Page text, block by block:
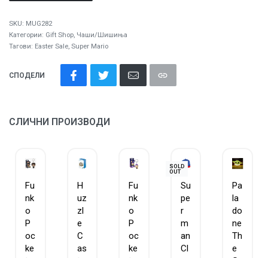
SKU: MUG282
Категории: Gift Shop, Чаши/Шишиња
Тагови: Easter Sale, Super Mario
СПОДЕЛИ
СЛИЧНИ ПРОИЗВОДИ
Fu
nk
o
P
oc
ke
H
uz
zl
e
C
as
Fu
nk
o
P
oc
ke
SOLD
OUT
Su
pe
r
m
an
Cl
Pa
la
do
ne
Th
e